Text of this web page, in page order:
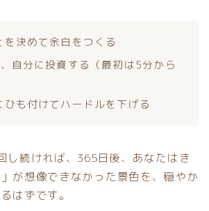
を決めて余白をつくる
自分に投資する（最初は5分から
ひも付けてハードルを下げる
し続ければ、365日後、あなたはき
が想像できなかった景色を、穏やか
はずです。